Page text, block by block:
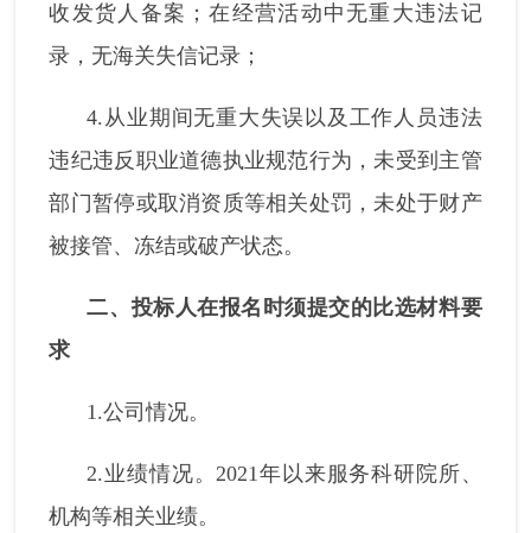
收发货人备案；在经营活动中无重大违法记
录，无海关失信记录；
4.从业期间无重大失误以及工作人员违法
违纪违反职业道德执业规范行为，未受到主管
部门暂停或取消资质等相关处罚，未处于财产
被接管、冻结或破产状态。
二、投标人在报名时须提交的比选材料要
求
1.公司情况。
2.业绩情况。2021年以来服务科研院所、
机构等相关业绩。